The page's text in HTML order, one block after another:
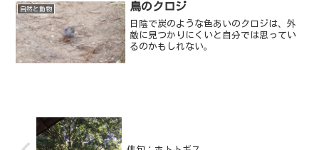
自然と動物 鳥のクロジ
日陰で炭のような色あいのクロジは、外
敵に見つかりにくいと自分では思ってい
るのかもしれない。